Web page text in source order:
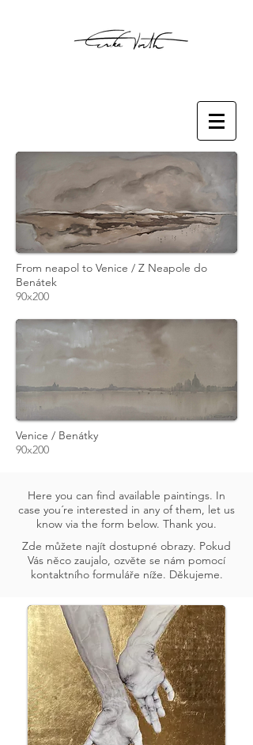
From neapol to Venice / Z Neapole do
Benátek
90x200
Venice / Benátky
90x200
Here you can find available paintings. In
case you´re interested in any of them, let us
know via the form below. Thank you.
Zde můžete najít dostupné obrazy. Pokud
Vás něco zaujalo, ozvěte se nám pomocí
kontaktního formuláře níže. Děkujeme.